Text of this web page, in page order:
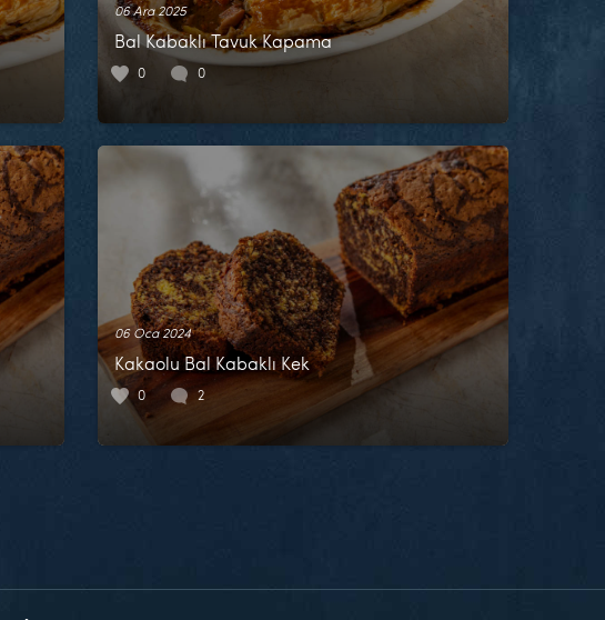
06 Ara 2025
Bal Kabaklı Tavuk Kapama
0 0
06 Oca 2024
Kakaolu Bal Kabaklı Kek
0 2